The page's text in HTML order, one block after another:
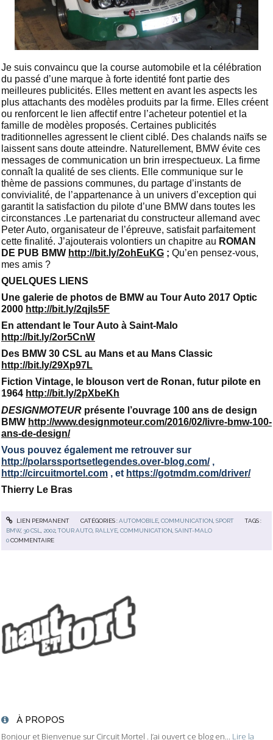
À PROPOS
Bonjour et Bienvenue sur Circuit Mortel . J’ai ouvert ce blog en... Lire la
Je suis convaincu que la course automobile et la célébration
du passé d’une marque à forte identité font partie des
meilleures publicités. Elles mettent en avant les aspects les
plus attachants des modèles produits par la firme. Elles créent
ou renforcent le lien affectif entre l’acheteur potentiel et la
famille de modèles proposés. Certaines publicités
traditionnelles agressent le client ciblé. Des chalands naïfs se
laissent sans doute atteindre. Naturellement, BMW évite ces
messages de communication un brin irrespectueux. La firme
connaît la qualité de ses clients. Elle communique sur le
thème de passions communes, du partage d’instants de
convivialité, de l’appartenance à un univers d’exception qui
garantit la satisfaction du pilote d’une BMW dans toutes les
circonstances .Le partenariat du constructeur allemand avec
Peter Auto, organisateur de l’épreuve, satisfait parfaitement
cette finalité. J’ajouterais volontiers un chapitre au ROMAN
DE PUB BMW http://bit.ly/2ohEuKG ; Qu’en pensez-vous,
mes amis ?
QUELQUES LIENS
Une galerie de photos de BMW au Tour Auto 2017 Optic
2000 http://bit.ly/2qjls5F
En attendant le Tour Auto à Saint-Malo
http://bit.ly/2or5CnW
Des BMW 30 CSL au Mans et au Mans Classic
http://bit.ly/29Xp97L
Fiction Vintage, le blouson vert de Ronan, futur pilote en
1964 http://bit.ly/2pXbeKh
DESIGNMOTEUR présente l’ouvrage 100 ans de design
BMW http://www.designmoteur.com/2016/02/livre-bmw-100-
ans-de-design/
Vous pouvez également me retrouver sur
http://polarssportsetlegendes.over-blog.com/,
http://circuitmortel.com , et https://gotmdm.com/driver/
Thierry Le Bras
LIEN PERMANENT CATÉGORIES :AUTOMOBILE, COMMUNICATION, SPORT
TAGS :
BMW, 30 CSL, 2002,TOUR AUTO, RALLYE,COMMUNICATION,SAINT-MALO
0COMMENTAIRE